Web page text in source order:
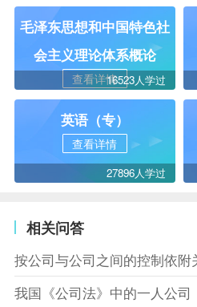
毛泽东思想和中国特色社
会主义理论体系概论
查看详情16523人学过
英语（专）
查看详情
27896人学过
相关问答
按公司与公司之间的控制依
我国《公司法》中的一人公